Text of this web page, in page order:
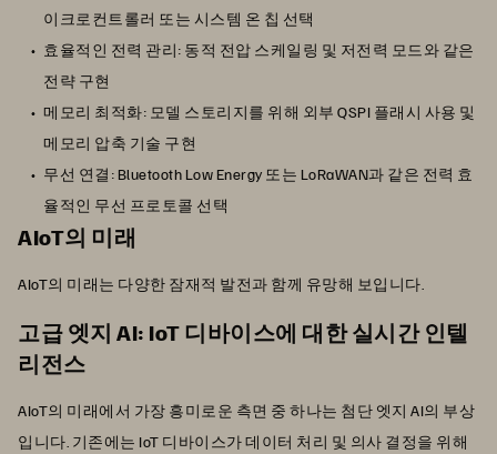
이크로컨트롤러 또는 시스템 온 칩 선택
효율적인 전력 관리: 동적 전압 스케일링 및 저전력 모드와 같은
전략 구현
메모리 최적화: 모델 스토리지를 위해 외부 QSPI 플래시 사용 및
메모리 압축 기술 구현
무선 연결: Bluetooth Low Energy 또는 LoRaWAN과 같은 전력 효
율적인 무선 프로토콜 선택
AIoT의 미래
AIoT의 미래는 다양한 잠재적 발전과 함께 유망해 보입니다.
고급 엣지 AI: IoT 디바이스에 대한 실시간 인텔
리전스
AIoT의 미래에서 가장 흥미로운 측면 중 하나는 첨단 엣지 AI의 부상
입니다. 기존에는 IoT 디바이스가 데이터 처리 및 의사 결정을 위해